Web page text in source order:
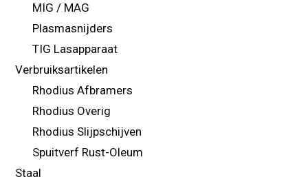
MIG / MAG
Plasmasnijders
TIG Lasapparaat
Verbruiksartikelen
Rhodius Afbramers
Rhodius Overig
Rhodius Slijpschijven
Spuitverf Rust-Oleum
Staal